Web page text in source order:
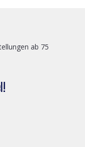
ab 75